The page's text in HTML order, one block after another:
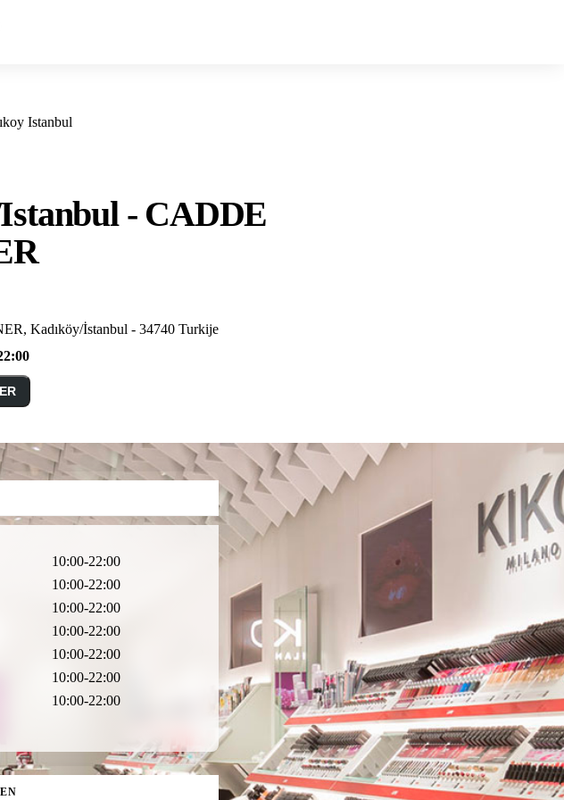
Istanbul
- CADDE
Kadıköy/İstanbul - 34740 Turkije
10:00-22:00
10:00-22:00
10:00-22:00
10:00-22:00
10:00-22:00
10:00-22:00
10:00-22:00